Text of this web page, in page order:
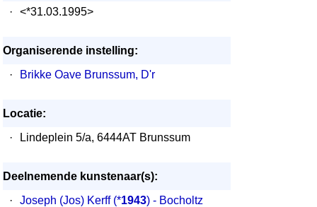
·
<*31.03.1995>
Organiserende instelling:
·
Brikke Oave Brunssum, D'r
Locatie:
·
Lindeplein 5/a, 6444AT Brunssum
Deelnemende kunstenaar(s):
·
Joseph (Jos) Kerff (*1943) - Bocholtz